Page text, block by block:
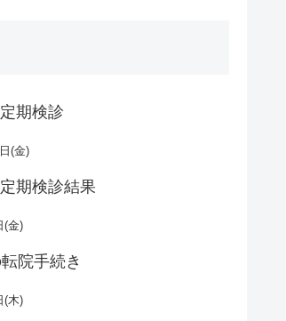
期検診
(金)
期検診結果
(金)
院手続き
(木)